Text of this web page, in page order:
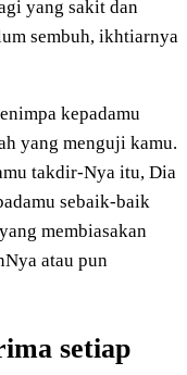
yang sakit dan
sembuh, ikhtiarnya
kepadamu
yang menguji kamu.
takdir-Nya itu, Dia
sebaik-baik
membiasakan
atau pun
setiap